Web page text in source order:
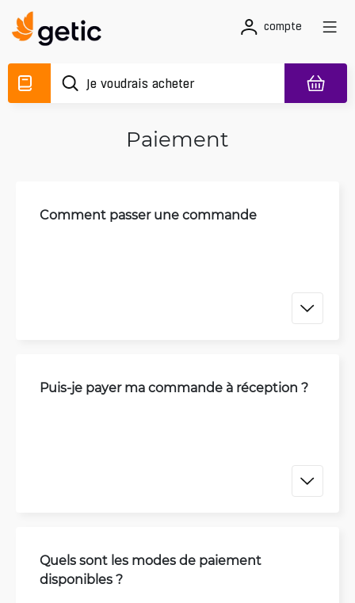
compte
Paiement
Comment passer une commande
Puis-je payer ma commande à réception ?
Quels sont les modes de paiement
disponibles ?